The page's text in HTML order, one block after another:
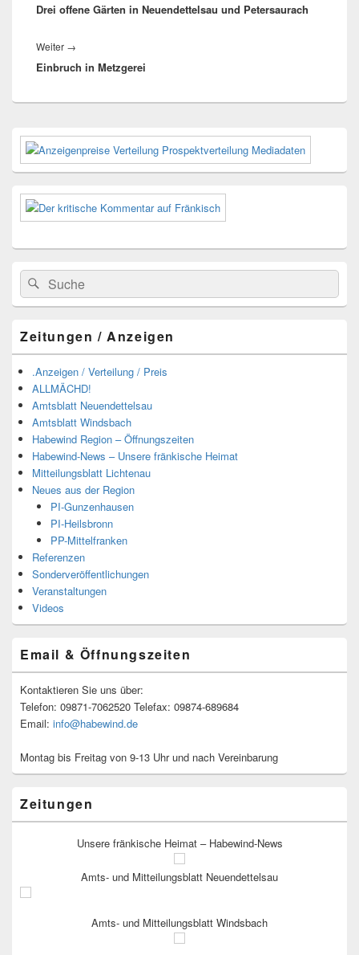
Beitrag:
Drei offene Gärten in Neuendettelsau und Petersaurach
Weiter →
Beitrag:
Einbruch in Metzgerei
Primärer
Seitenleisten-
Widgetbereich
Suchen
nach:
Suchen
Zeitungen / Anzeigen
.Anzeigen / Verteilung / Preis
ALLMÄCHD!
Amtsblatt Neuendettelsau
Amtsblatt Windsbach
Habewind Region – Öffnungszeiten
Habewind-News – Unsere fränkische Heimat
Mitteilungsblatt Lichtenau
Neues aus der Region
PI-Gunzenhausen
PI-Heilsbronn
PP-Mittelfranken
Referenzen
Sonderveröffentlichungen
Veranstaltungen
Videos
Email & Öffnungszeiten
Kontaktieren Sie uns über:
Telefon: 09871-7062520 Telefax: 09874-689684
Email: info@habewind.de
Montag bis Freitag von 9-13 Uhr und nach Vereinbarung
Zeitungen
Unsere fränkische Heimat – Habewind-News
Amts- und Mitteilungsblatt Neuendettelsau
Amts- und Mitteilungsblatt Windsbach